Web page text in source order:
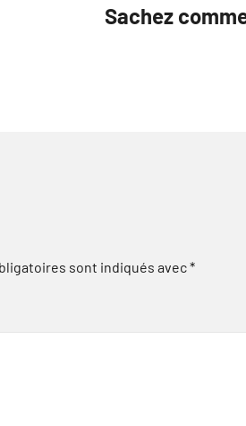
Sachez
sont indiqués avec*